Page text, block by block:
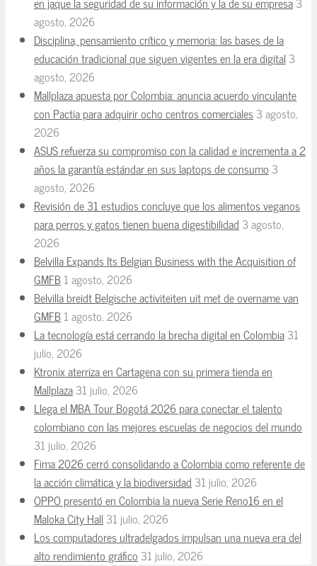
agosto, 2026
Disciplina, pensamiento crítico y memoria: las bases de la
educación tradicional que siguen vigentes en la era digital 3
agosto, 2026
Mallplaza apuesta por Colombia: anuncia acuerdo vinculante
con Pactia para adquirir ocho centros comerciales3 agosto,
2026
ASUS refuerza su compromiso con la calidad e incrementa a 2
años la garantía estándar en sus laptops de consumo 3
agosto, 2026
Revisión de 31 estudios concluye que los alimentos veganos
para perros y gatos tienen buena digestibilidad 3 agosto,
2026
Belvilla Expands Its Belgian Business with the Acquisition of
GMFB1 agosto, 2026
Belvilla breidt Belgische activiteiten uit met de overname van
GMFB1 agosto, 2026
La tecnología está cerrando la brecha digital en Colombia31
julio, 2026
Ktronix aterriza en Cartagena con su primera tienda en
Mallplaza31 julio, 2026
Llega el MBA Tour Bogotá 2026 para conectar el talento
colombiano con las mejores escuelas de negocios del mundo
31 julio, 2026
Fima 2026 cerró consolidando a Colombia como referente de
la acción climática y la biodiversidad 31 julio, 2026
OPPO presentó en Colombia la nueva Serie Reno16 en el
Maloka City Hall 31 julio, 2026
Los computadores ultradelgados impulsan una nueva era del
alto rendimiento gráfico 31 julio, 2026